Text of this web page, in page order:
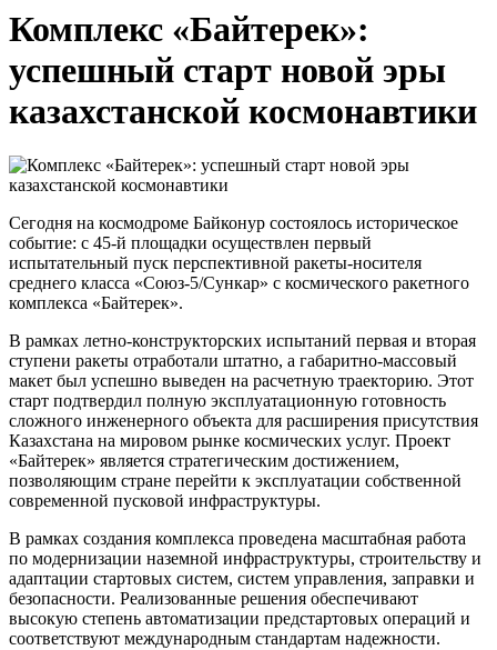
Комплекс «Байтерек»:
успешный старт новой эры
казахстанской космонавтики
Сегодня на космодроме Байконур состоялось историческое
событие: с 45-й площадки осуществлен первый
испытательный пуск перспективной ракеты-носителя
среднего класса «Союз-5/Сункар» с космического ракетного
комплекса «Байтерек».
В рамках летно-конструкторских испытаний первая и вторая
ступени ракеты отработали штатно, а габаритно-массовый
макет был успешно выведен на расчетную траекторию. Этот
старт подтвердил полную эксплуатационную готовность
сложного инженерного объекта для расширения присутствия
Казахстана на мировом рынке космических услуг. Проект
«Байтерек» является стратегическим достижением,
позволяющим стране перейти к эксплуатации собственной
современной пусковой инфраструктуры.
В рамках создания комплекса проведена масштабная работа
по модернизации наземной инфраструктуры, строительству и
адаптации стартовых систем, систем управления, заправки и
безопасности. Реализованные решения обеспечивают
высокую степень автоматизации предстартовых операций и
соответствуют международным стандартам надежности.